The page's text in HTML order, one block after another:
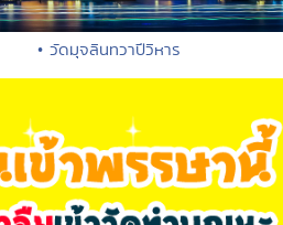
• วัดมุจลินทวาปีวิหาร